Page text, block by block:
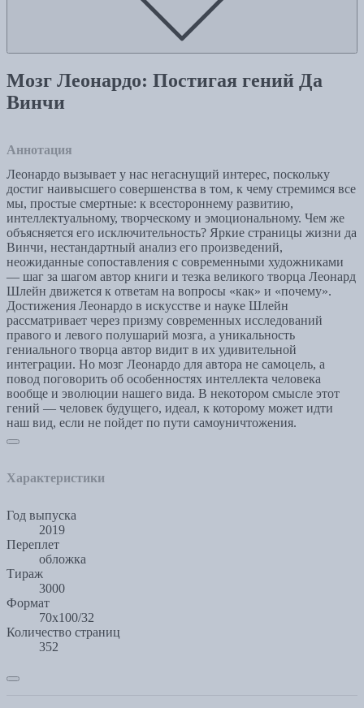
Мозг Леонардо: Постигая гений Да
Винчи
Аннотация
Леонардо вызывает у нас негаснущий интерес, поскольку
достиг наивысшего совершенства в том, к чему стремимся все
мы, простые смертные: к всестороннему развитию,
интеллектуальному, творческому и эмоциональному. Чем же
объясняется его исключительность? Яркие страницы жизни да
Винчи, нестандартный анализ его произведений,
неожиданные сопоставления с современными художниками
— шаг за шагом автор книги и тезка великого творца Леонард
Шлейн движется к ответам на вопросы «как» и «почему».
Достижения Леонардо в искусстве и науке Шлейн
рассматривает через призму современных исследований
правого и левого полушарий мозга, а уникальность
гениального творца автор видит в их удивительной
интеграции. Но мозг Леонардо для автора не самоцель, а
повод поговорить об особенностях интеллекта человека
вообще и эволюции нашего вида. В некотором смысле этот
гений — человек будущего, идеал, к которому может идти
наш вид, если не пойдет по пути самоуничтожения.
Характеристики
Год выпуска
2019
Переплет
обложка
Тираж
3000
Формат
70x100/32
Количество страниц
352